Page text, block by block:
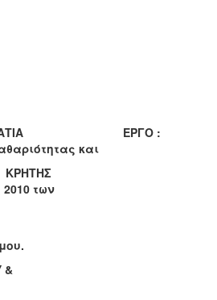
ΕΡΓΟ :
και
ΚΡΗΤΗΣ
των
&